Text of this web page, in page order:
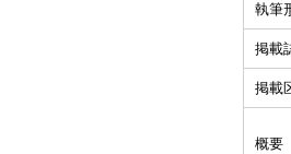
執筆
掲載
掲載
概要